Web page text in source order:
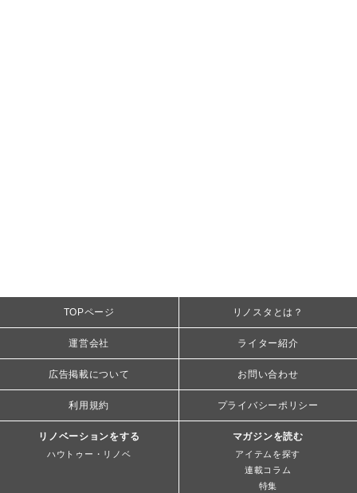
TOPページ リノスタとは？
運営会社 ライター紹介
広告掲載について お問い合わせ
利用規約 プライバシーポリシー
リノベーションをする
ハウトゥー・リノベ
マガジンを読む
アイテムを探す
連載コラム
特集